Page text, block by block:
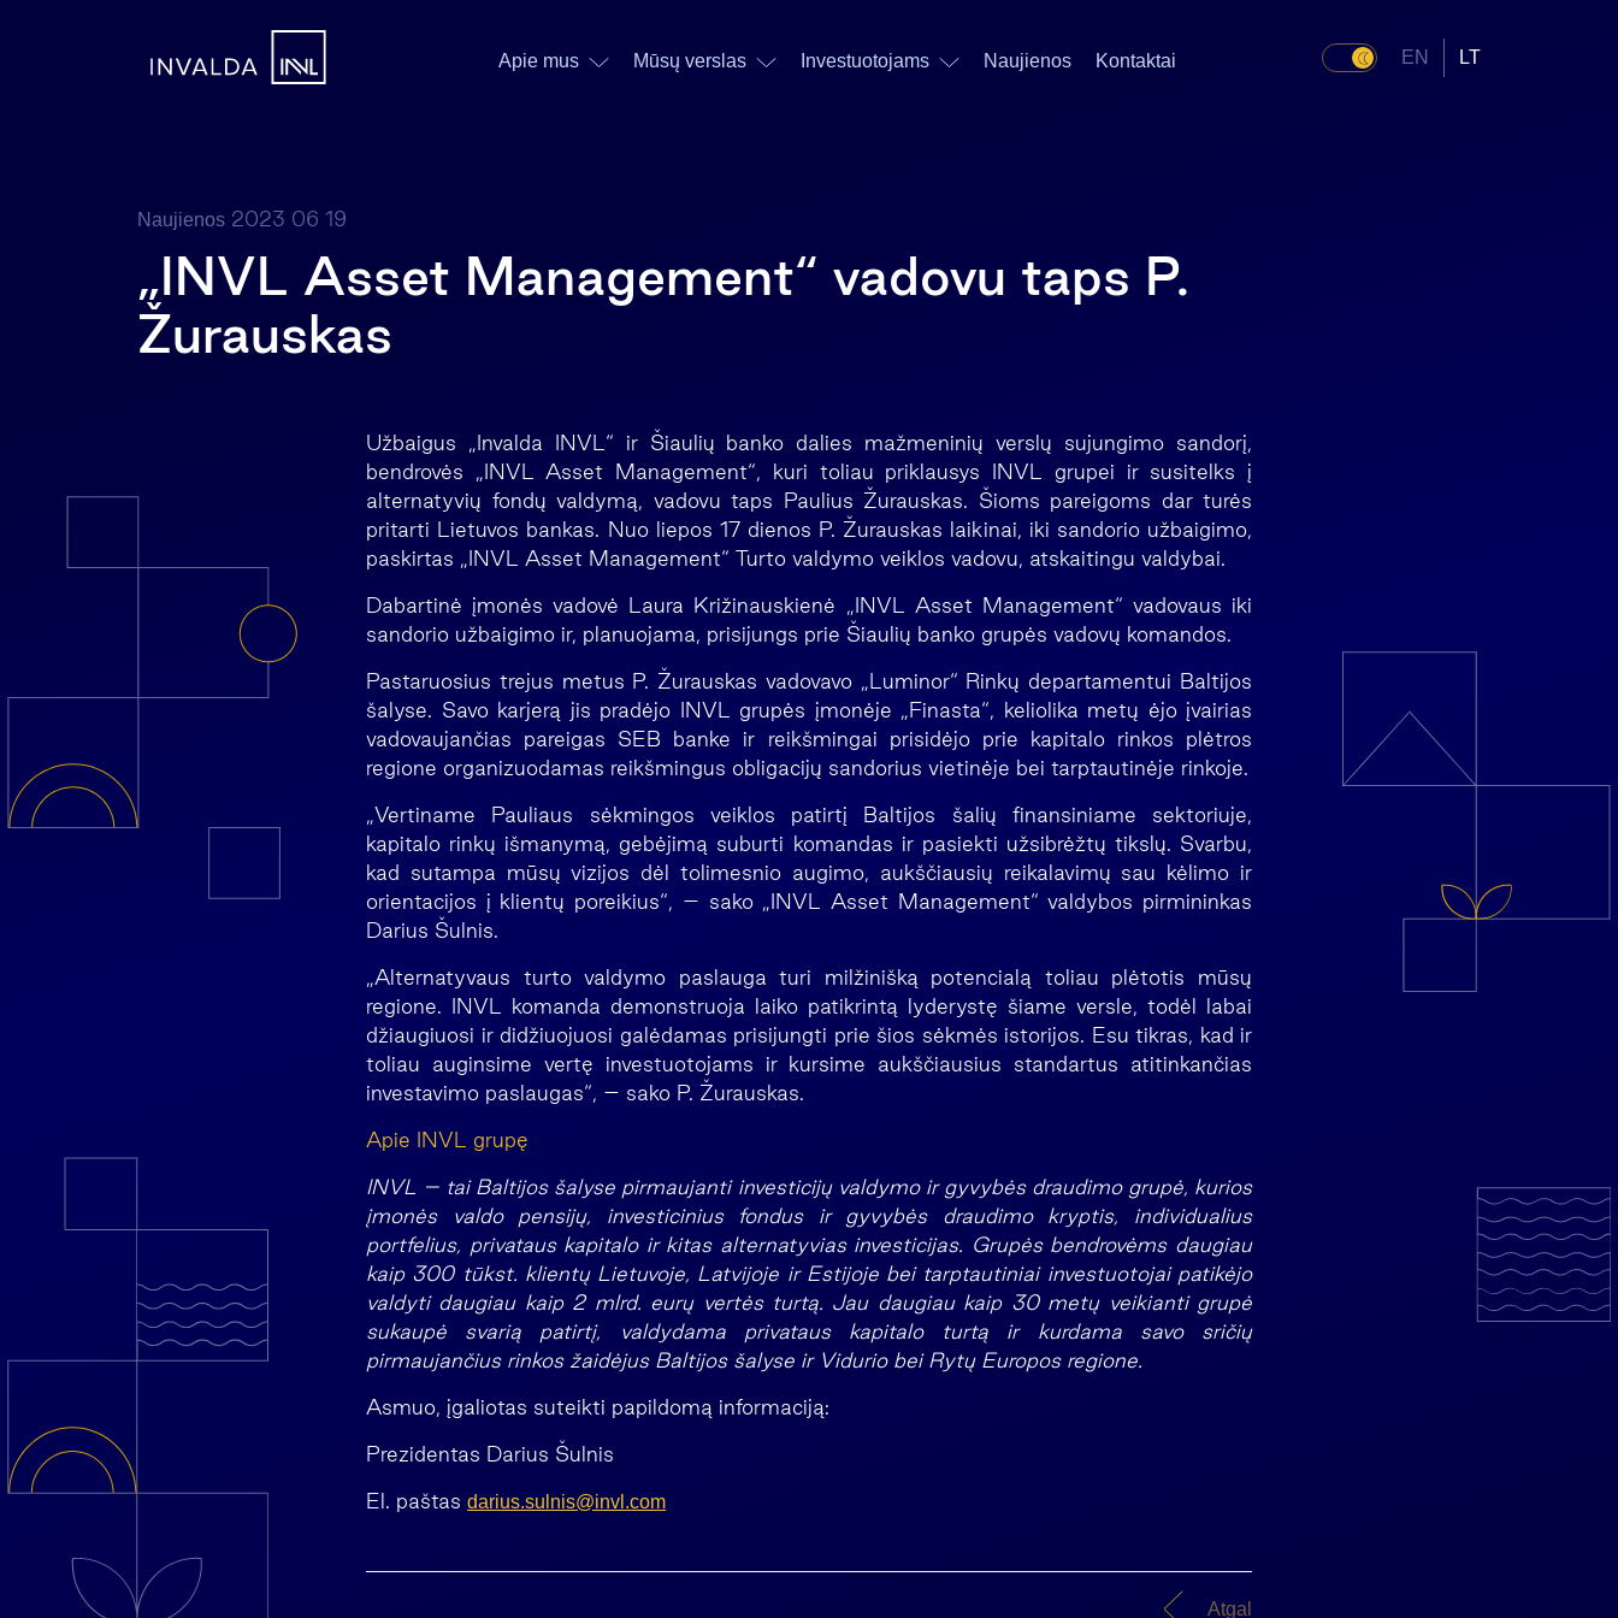
Apie mus Mūsų verslas Investuotojams Naujienos Kontaktai EN LT
Naujienos 2023 06 19
„INVL Asset Management“ vadovu taps P.
Žurauskas
Užbaigus „Invalda INVL“ ir Šiaulių banko dalies mažmeninių verslų sujungimo sandorį,
bendrovės „INVL Asset Management“, kuri toliau priklausys INVL grupei ir susitelks į
alternatyvių fondų valdymą, vadovu taps Paulius Žurauskas. Šioms pareigoms dar turės
pritarti Lietuvos bankas. Nuo liepos 17 dienos P. Žurauskas laikinai, iki sandorio užbaigimo,
paskirtas „INVL Asset Management“ Turto valdymo veiklos vadovu, atskaitingu valdybai.
Dabartinė įmonės vadovė Laura Križinauskienė „INVL Asset Management“ vadovaus iki
sandorio užbaigimo ir, planuojama, prisijungs prie Šiaulių banko grupės vadovų komandos.
Pastaruosius trejus metus P. Žurauskas vadovavo „Luminor“ Rinkų departamentui Baltijos
šalyse. Savo karjerą jis pradėjo INVL grupės įmonėje „Finasta“, keliolika metų ėjo įvairias
vadovaujančias pareigas SEB banke ir reikšmingai prisidėjo prie kapitalo rinkos plėtros
regione organizuodamas reikšmingus obligacijų sandorius vietinėje bei tarptautinėje rinkoje.
„Vertiname Pauliaus sėkmingos veiklos patirtį Baltijos šalių finansiniame sektoriuje,
kapitalo rinkų išmanymą, gebėjimą suburti komandas ir pasiekti užsibrėžtų tikslų. Svarbu,
kad sutampa mūsų vizijos dėl tolimesnio augimo, aukščiausių reikalavimų sau kėlimo ir
orientacijos į klientų poreikius“, – sako „INVL Asset Management“ valdybos pirmininkas
Darius Šulnis.
„Alternatyvaus turto valdymo paslauga turi milžinišką potencialą toliau plėtotis mūsų
regione. INVL komanda demonstruoja laiko patikrintą lyderystę šiame versle, todėl labai
džiaugiuosi ir didžiuojuosi galėdamas prisijungti prie šios sėkmės istorijos. Esu tikras, kad ir
toliau auginsime vertę investuotojams ir kursime aukščiausius standartus atitinkančias
investavimo paslaugas“, – sako P. Žurauskas.
Apie INVL grupę
INVL – tai Baltijos šalyse pirmaujanti investicijų valdymo ir gyvybės draudimo grupė, kurios
įmonės valdo pensijų, investicinius fondus ir gyvybės draudimo kryptis, individualius
portfelius, privataus kapitalo ir kitas alternatyvias investicijas. Grupės bendrovėms daugiau
kaip 300 tūkst. klientų Lietuvoje, Latvijoje ir Estijoje bei tarptautiniai investuotojai patikėjo
valdyti daugiau kaip 2 mlrd. eurų vertės turtą. Jau daugiau kaip 30 metų veikianti grupė
sukaupė svarią patirtį, valdydama privataus kapitalo turtą ir kurdama savo sričių
pirmaujančius rinkos žaidėjus Baltijos šalyse ir Vidurio bei Rytų Europos regione.
Asmuo, įgaliotas suteikti papildomą informaciją:
Prezidentas Darius Šulnis
El. paštas darius.sulnis@invl.com
Atgal